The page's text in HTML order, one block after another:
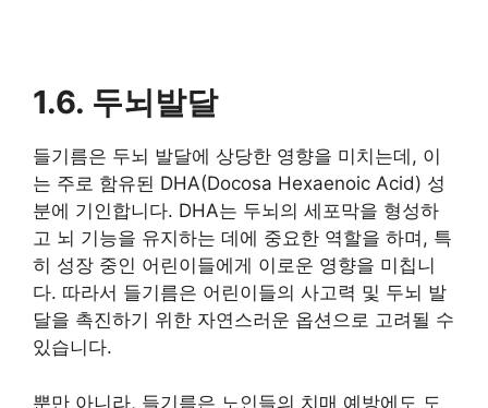
1.6. 두뇌발달
들기름은 두뇌 발달에 상당한 영향을 미치는데, 이
는 주로 함유된 DHA(Docosa Hexaenoic Acid) 성
분에 기인합니다. DHA는 두뇌의 세포막을 형성하
고 뇌 기능을 유지하는 데에 중요한 역할을 하며, 특
히 성장 중인 어린이들에게 이로운 영향을 미칩니
다. 따라서 들기름은 어린이들의 사고력 및 두뇌 발
달을 촉진하기 위한 자연스러운 옵션으로 고려될 수
있습니다.
뿐만 아니라, 들기름은 노인들의 치매 예방에도 도